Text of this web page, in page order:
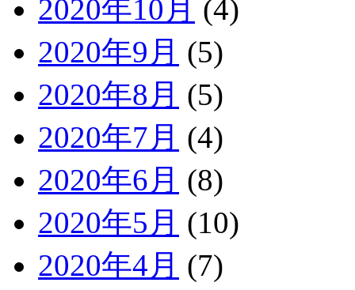
2020年10月 (4)
2020年9月 (5)
2020年8月 (5)
2020年7月 (4)
2020年6月 (8)
2020年5月 (10)
2020年4月 (7)